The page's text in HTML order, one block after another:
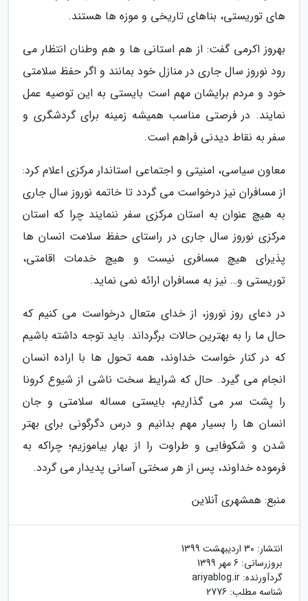
های توریستی، بناهای تاریخی و موزه ها هستند.
بهروز اکرمی گفت: از هم استانی ها و هم وطنان انتظار می
رود نوروز سال جاری در منازل خود بمانند و اگر حفظ سلامتی
خود و مردم برایشان مهم است بایستی به این توصیه عمل
نمایند. در فرصتی مناسب همیشه زمینه برای گردشگری و
سفر به نقاط دیدنی فراهم است.
معاون سیاسی، امنیتی و اجتماعی استاندار مرکزی اعلام کرد:
از مسافران نیز درخواست می گردد تا خاتمه نوروز سال جاری
به هیچ عنوان به استان مرکزی سفر ننمایند چرا که استان
مرکزی نوروز سال جاری در راستای حفظ سلامت انسان ها
پذیرای هیچ مسافری نیست و هیچ خدمات اقامتی،
توریستی و… نیز به مسافران ارائه نمی نماید.
در دعای روز نوروز، از خدای متعال درخواست می کنیم که
حال ما را به بهترین حالات برگرداند. باید توجه داشته باشیم
که در کنار خواست خداوند، همه تحول ها با اراده انسان
انجام می گیرد. حال که شرایط سخت ناشی از شیوع کرونا
را پشت سر می گذاریم، بایستی مساله سلامتی و جان
انسان ها را بسیار مهم بدانیم و درس دگرگونی برای بهتر
شدن و شکوفایی و طراوت را از بهار بیاموزیم؛ چراکه به
فرموده خداوند، پس از هر سختی آسانی پدیدار می گردد.
منبع: همشهری آنلاین
انتشار: 30 اردیبهشت 1399
بروزرسانی: 6 مهر 1399
گردآورنده: ariyablog.ir
شناسه مطلب: 2776